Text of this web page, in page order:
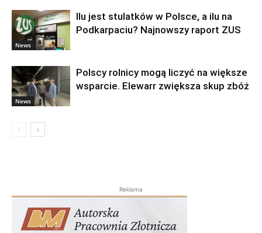
News
Ilu jest stulatków w Polsce, a ilu na
Podkarpaciu? Najnowszy raport ZUS
News
Polscy rolnicy mogą liczyć na większe
wsparcie. Elewarr zwiększa skup zbóż
Reklama